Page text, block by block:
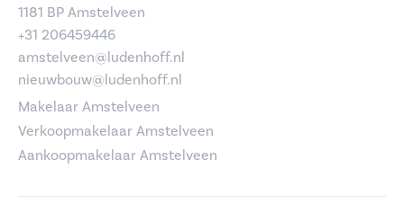
1181 BP Amstelveen
+31 206459446
amstelveen@ludenhoff.nl
nieuwbouw@ludenhoff.nl
Makelaar Amstelveen
Verkoopmakelaar Amstelveen
Aankoopmakelaar Amstelveen